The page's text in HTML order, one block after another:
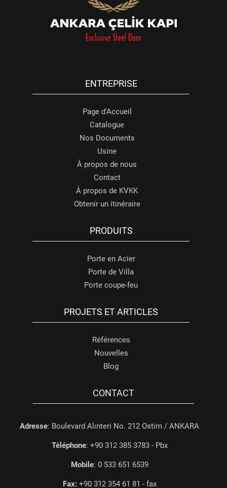
ENTREPRISE
Page d'Accueil
Catalogue
Nos Documents
Usine
À propos de nous
Contact
À propos de KVKK
Obtenir un itinéraire
PRODUITS
Porte en Acier
Porte de Villa
Porte coupe-feu
PROJETS ET ARTICLES
Références
Nouvelles
Blog
CONTACT
Adresse: Boulevard Alınteri No. 212 Ostim / ANKARA
Téléphone: +90 312 385 3783 - Pbx
Mobile: 0 533 651 6539
Fax:+90 312 354 61 81 - fax